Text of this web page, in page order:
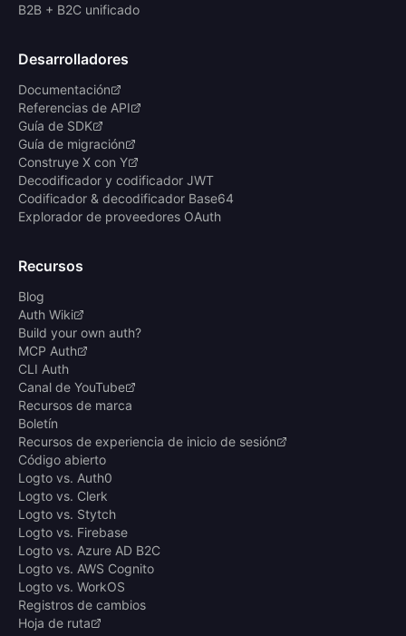
B2B + B2C unificado
Desarrolladores
Documentación
Referencias de API
Guía de SDK
Guía de migración
Construye X con Y
Decodificador y codificador JWT
Codificador & decodificador Base64
Explorador de proveedores OAuth
Recursos
Blog
Auth Wiki
Build your own auth?
MCP Auth
CLI Auth
Canal de YouTube
Recursos de marca
Boletín
Recursos de experiencia de inicio de sesión
Código abierto
Logto vs. Auth0
Logto vs. Clerk
Logto vs. Stytch
Logto vs. Firebase
Logto vs. Azure AD B2C
Logto vs. AWS Cognito
Logto vs. WorkOS
Registros de cambios
Hoja de ruta